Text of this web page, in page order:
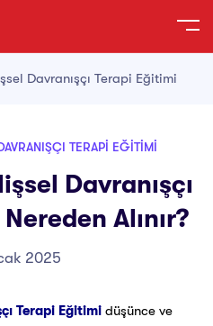
Davranışçı Terapi Eğitimi
TERAPI EĞITIMI
Davranışçı
Alınır?
2025
Terapi Eğitimi düşünce ve